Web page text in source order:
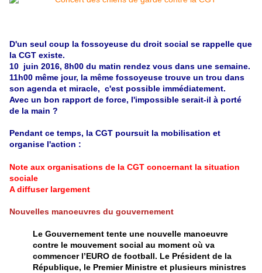
D'un seul coup la fossoyeuse du droit social se rappelle que
la CGT existe.
10 juin 2016, 8h00 du matin rendez vous dans une semaine.
11h00 même jour, la même fossoyeuse trouve un trou dans
son agenda et miracle, c'est possible immédiatement.
Avec un bon rapport de force, l'impossible serait-il à porté
de la main ?
Pendant ce temps, la CGT poursuit la mobilisation et
organise l'action :
Note aux organisations de la CGT concernant la situation
sociale
A diffuser largement
Nouvelles manoeuvres du gouvernement
Le Gouvernement tente une nouvelle manoeuvre
contre le mouvement social au moment où va
commencer l’EURO de football. Le Président de la
République, le Premier Ministre et plusieurs ministres